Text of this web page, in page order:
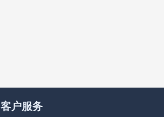
客户服务